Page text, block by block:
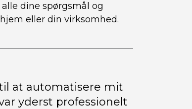
dine spørgsmål og
eller din virksomhed.
at automatisere mit
yderst professionelt